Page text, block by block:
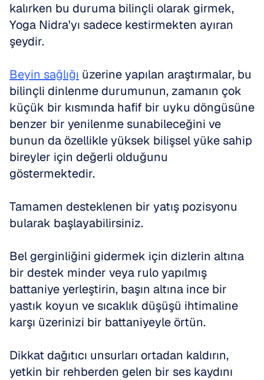
kalırken bu duruma bilinçli olarak girmek,
Yoga Nidra'yı sadece kestirmekten ayıran
şeydir.
Beyin sağlığı üzerine yapılan araştırmalar, bu
bilinçli dinlenme durumunun, zamanın çok
küçük bir kısmında hafif bir uyku döngüsüne
benzer bir yenilenme sunabileceğini ve
bunun da özellikle yüksek bilişsel yüke sahip
bireyler için değerli olduğunu
göstermektedir.
Tamamen desteklenen bir yatış pozisyonu
bularak başlayabilirsiniz.
Bel gerginliğini gidermek için dizlerin altına
bir destek minder veya rulo yapılmış
battaniye yerleştirin, başın altına ince bir
yastık koyun ve sıcaklık düşüşü ihtimaline
karşı üzerinizi bir battaniyeyle örtün.
Dikkat dağıtıcı unsurları ortadan kaldırın,
yetkin bir rehberden gelen bir ses kaydını